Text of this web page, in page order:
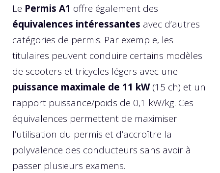
Le Permis A1 offre également des
équivalences intéressantes avec d’autres
catégories de permis. Par exemple, les
titulaires peuvent conduire certains modèles
de scooters et tricycles légers avec une
puissance maximale de 11 kW(15 ch) et un
rapport puissance/poids de 0,1 kW/kg. Ces
équivalences permettent de maximiser
l’utilisation du permis et d’accroître la
polyvalence des conducteurs sans avoir à
passer plusieurs examens.